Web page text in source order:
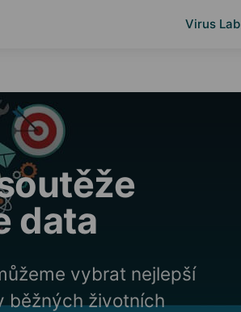
Virus Lab
data
vybrat nejlepší
běžných životních